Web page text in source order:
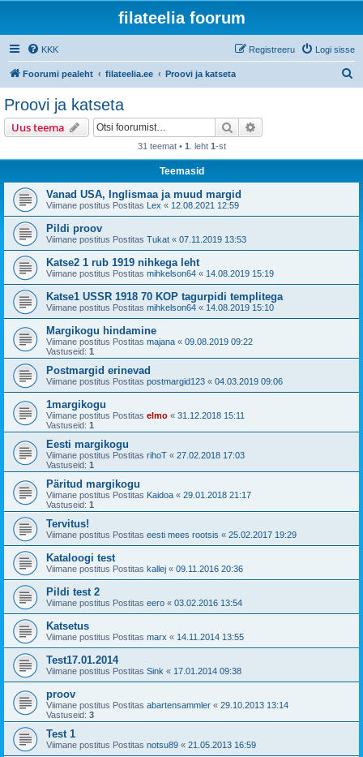
filateelia foorum
KKK Logi sisse
Registreeru
Foorumi pealeht filateelia.ee Proovi ja katseta
Proovi ja katseta
Uus teema Otsi
31 teemat • 1 . leht 1-st
Teemasid
Vanad USA, Inglismaa ja muud margid
Viimane postitus Postitas Lex « 12.08.2021 12:59
Pildi proov
Viimane postitus Postitas Tukat « 07.11.2019 13:53
Katse2 1 rub 1919 nihkega leht
Viimane postitus Postitas mihkelson64 « 14.08.2019 15:19
Katse1 USSR 1918 70 KOP tagurpidi templitega
Viimane postitus Postitas mihkelson64 « 14.08.2019 15:10
Margikogu hindamine
Viimane postitus Postitas majana « 09.08.2019 09:22
Vastuseid: 1
Postmargid erinevad
Viimane postitus Postitas postmargid123 « 04.03.2019 09:06
1margikogu
Viimane postitus Postitas elmo « 31.12.2018 15:11
Vastuseid: 1
Eesti margikogu
Viimane postitus Postitas rihoT « 27.02.2018 17:03
Vastuseid: 1
Päritud margikogu
Viimane postitus Postitas Kaidoa « 29.01.2018 21:17
Vastuseid: 1
Tervitus!
Viimane postitus Postitas eesti mees rootsis « 25.02.2017 19:29
Kataloogi test
Viimane postitus Postitas kallej « 09.11.2016 20:36
Pildi test 2
Viimane postitus Postitas eero « 03.02.2016 13:54
Katsetus
Viimane postitus Postitas marx « 14.11.2014 13:55
Test17.01.2014
Viimane postitus Postitas Sink « 17.01.2014 09:38
proov
Viimane postitus Postitas abartensammler « 29.10.2013 13:14
Vastuseid: 3
Test 1
Viimane postitus Postitas notsu89 « 21.05.2013 16:59